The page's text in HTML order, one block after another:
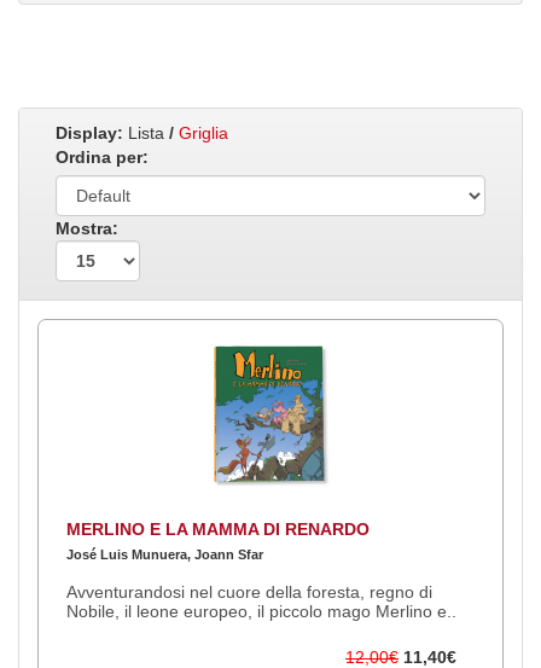
Display: Lista / Griglia
Ordina per:
Mostra:
MERLINO E LA MAMMA DI RENARDO
José Luis Munuera, Joann Sfar
Avventurandosi nel cuore della foresta, regno di
Nobile, il leone europeo, il piccolo mago Merlino e..
12,00€ 11,40€